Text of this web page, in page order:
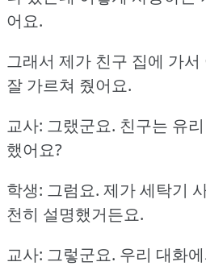
어요.
그래서 제가 친구 집에 가
잘 가르쳐 줬어요.
교사: 그랬군요. 친구는 유
했어요?
학생: 그럼요. 제가 세탁기
천히 설명했거든요.
교사: 그렇군요. 우리 대화